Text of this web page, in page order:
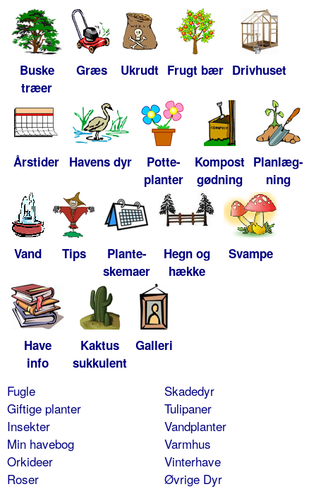
Buske
træer
Græs Ukrudt Frugt bær Drivhuset
Årstider Havens dyr
Potte-
planter
Kompost
gødning
Planlæg-
ning
Vand Tips
Plante-
skemaer
Hegn og
hække
Svampe
Have
info
Kaktus
sukkulent
Galleri
Fugle
Giftige planter
Insekter
Min havebog
Orkideer
Roser
Skadedyr
Tulipaner
Vandplanter
Varmhus
Vinterhave
Øvrige Dyr